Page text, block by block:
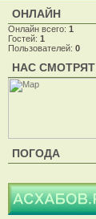
ОНЛАЙН
Онлайн всего: 1
Гостей: 1
Пользователей: 0
НАС СМОТРЯТ
ПОГОДА